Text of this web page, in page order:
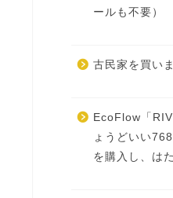
ールも不要）
古民家を買い
EcoFlow「
ょうどいい
を購入し、は